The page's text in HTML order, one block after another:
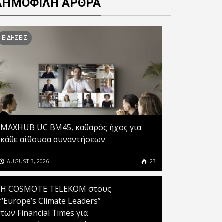
«ΤΕΧΝΗΤΗ
ΓΙΑ ΠΡΩΤΗ
ΦΟΡΑ ΚΥΒΕΡΝΗΣΗ
ΑΡΘΡΑ
ΕΙΔΗΣΕΙΣ
MAXHUB UC BM45, καθαρός ήχος για
κάθε αίθουσα συναντήσεων
AUGUST 3, 2026 23
Η COSMOTE TELEKOM στους
“Europe’s Climate Leaders”
των Financial Times για